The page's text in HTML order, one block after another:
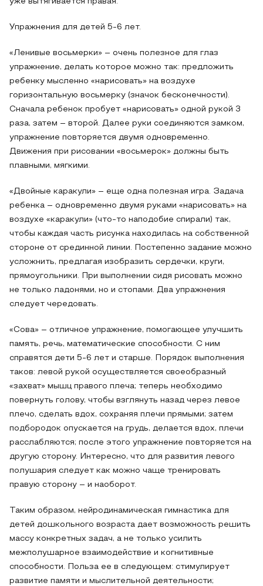
уже вытягивается правая.
Упражнения для детей 5-6 лет.
«Ленивые восьмерки» – очень полезное для глаз
упражнение, делать которое можно так: предложить
ребенку мысленно «нарисовать» на воздухе
горизонтальную восьмерку (значок бесконечности).
Сначала ребенок пробует «нарисовать» одной рукой 3
раза, затем – второй. Далее руки соединяются замком,
упражнение повторяется двумя одновременно.
Движения при рисовании «восьмерок» должны быть
плавными, мягкими.
«Двойные каракули» – еще одна полезная игра. Задача
ребенка – одновременно двумя руками «нарисовать» на
воздухе «каракули» (что-то наподобие спирали) так,
чтобы каждая часть рисунка находилась на собственной
стороне от срединной линии. Постепенно задание можно
усложнить, предлагая изобразить сердечки, круги,
прямоугольники. При выполнении сидя рисовать можно
не только ладонями, но и стопами. Два упражнения
следует чередовать.
«Сова» – отличное упражнение, помогающее улучшить
память, речь, математические способности. С ним
справятся дети 5-6 лет и старше. Порядок выполнения
таков: левой рукой осуществляется своеобразный
«захват» мышц правого плеча; теперь необходимо
повернуть голову, чтобы взглянуть назад через левое
плечо, сделать вдох, сохраняя плечи прямыми; затем
подбородок опускается на грудь, делается вдох, плечи
расслабляются; после этого упражнение повторяется на
другую сторону. Интересно, что для развития левого
полушария следует как можно чаще тренировать
правую сторону – и наоборот.
Таким образом, нейродинамическая гимнастика для
детей дошкольного возраста дает возможность решить
массу конкретных задач, а не только усилить
межполушарное взаимодействие и когнитивные
способности. Польза ее в следующем: стимулирует
развитие памяти и мыслительной деятельности;